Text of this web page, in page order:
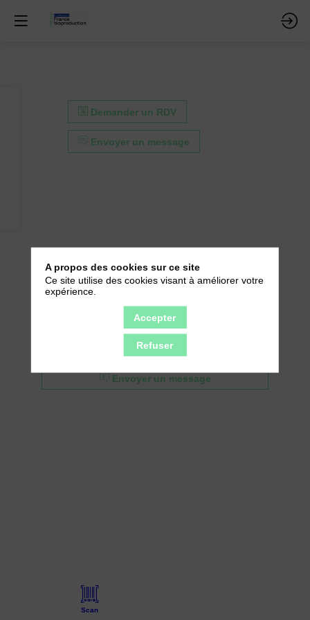
Demander un RDV
Envoyer un message
Demander un RDV
Envoyer un message
Scan
A propos des cookies sur ce site
Ce site utilise des cookies visant à améliorer votre
expérience.
Accepter
Refuser